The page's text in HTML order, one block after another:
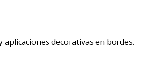
decorativas en bordes.